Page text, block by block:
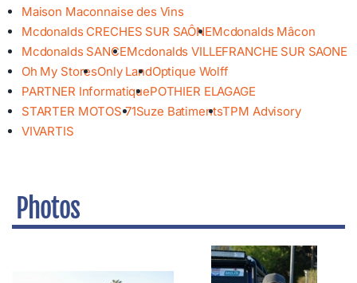
Maison Maconnaise des Vins
Mcdonalds CRECHES SUR SAÔNEMcdonalds Mâcon
Mcdonalds SANCEMcdonalds VILLEFRANCHE SUR SAONE
Oh My StoresOnly LandOptique Wolff
PARTNER InformatiquePOTHIER ELAGAGE
STARTER MOTOS 71Suze BatimentsTPM Advisory
VIVARTIS
Photos